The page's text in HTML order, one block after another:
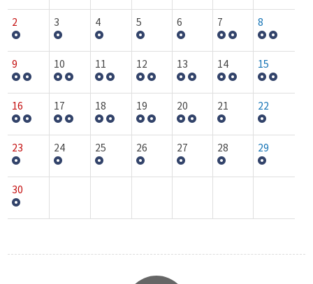
2 3 4 5 6 7 8
9 10 11 12 13 14 15
16 17 18 19 20 21 22
23 24 25 26 27 28 29
30